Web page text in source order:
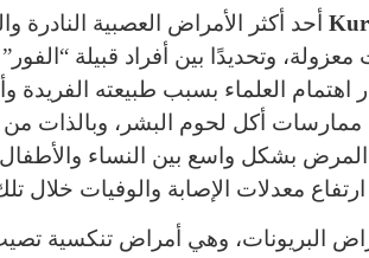
أحد أكثر الأمراض العصبية
وتحديدًا بين أفراد قبيلة
اهتمام العلماء بسبب طبيعته
أكل لحوم البشر، وبالذات من
بشكل واسع بين النساء والأطفال
معدلات الإصابة والوفيات خلال
البريونات، وهي أمراض تنكسية